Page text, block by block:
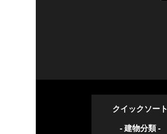
クイックソート
- 建物分類 -